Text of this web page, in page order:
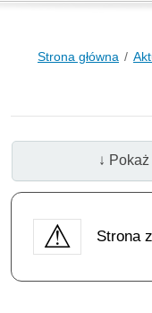
Strona główna
↓
Strona